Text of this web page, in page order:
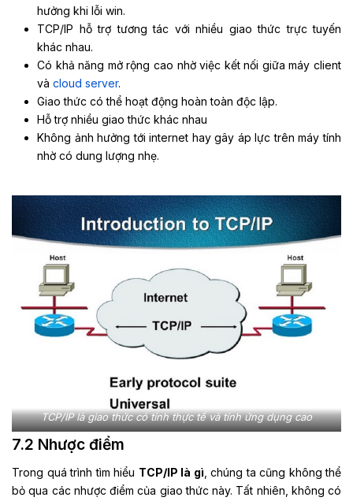
hưởng khi lỗi win.
TCP/IP hỗ trợ tương tác với nhiều giao thức trực tuyến
khác nhau.
Có khả năng mở rộng cao nhờ việc kết nối giữa máy client
và cloud server.
Giao thức có thể hoạt động hoàn toàn độc lập.
Hỗ trợ nhiều giao thức khác nhau
Không ảnh hưởng tới internet hay gây áp lực trên máy tính
nhờ có dung lượng nhẹ.
TCP/IP là giao thức có tính thực tế và tính ứng dụng cao
7.2 Nhược điểm
Trong quá trình tìm hiểu TCP/IP là gì , chúng ta cũng không thể
bỏ qua các nhược điểm của giao thức này. Tất nhiên, không có